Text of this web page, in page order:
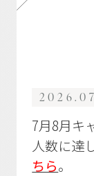
7月8月キ
人数に達
ちら。